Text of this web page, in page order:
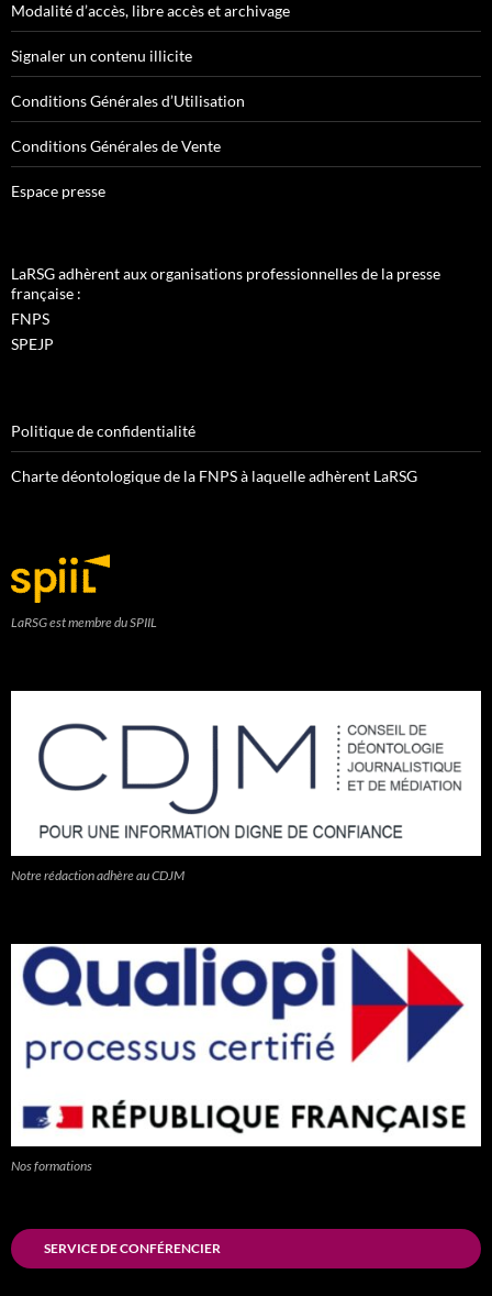
Modalité d’accès, libre accès et archivage
Signaler un contenu illicite
Conditions Générales d’Utilisation
Conditions Générales de Vente
Espace presse
LaRSG adhèrent aux organisations professionnelles de la presse
française :
FNPS
SPEJP
Politique de confidentialité
Charte déontologique de la FNPS à laquelle adhèrent LaRSG
LaRSG est membre du SPIIL
Notre rédaction adhère au CDJM
Nos formations
SERVICE DE CONFÉRENCIER